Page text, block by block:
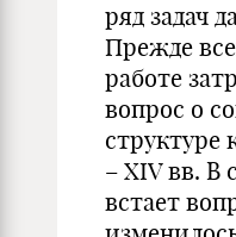
ряд задач
Прежде
работе
вопрос о
структуре
– XIV вв. В
встает